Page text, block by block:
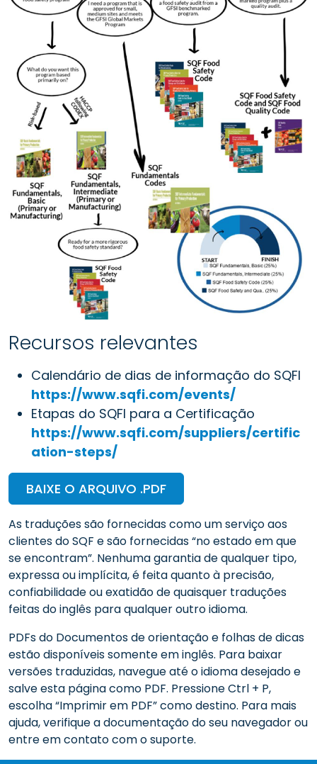
Recursos relevantes
Calendário de dias de informação do SQFI
https://www.sqfi.com/events/
Etapas do SQFI para a Certificação
https://www.sqfi.com/suppliers/certific
ation-steps/
BAIXE O ARQUIVO .PDF
As traduções são fornecidas como um serviço aos
clientes do SQF e são fornecidas “no estado em que
se encontram”. Nenhuma garantia de qualquer tipo,
expressa ou implícita, é feita quanto à precisão,
confiabilidade ou exatidão de quaisquer traduções
feitas do inglês para qualquer outro idioma.
PDFs do Documentos de orientação e folhas de dicas
estão disponíveis somente em inglês. Para baixar
versões traduzidas, navegue até o idioma desejado e
salve esta página como PDF. Pressione Ctrl + P,
escolha “Imprimir em PDF” como destino. Para mais
ajuda, verifique a documentação do seu navegador ou
entre em contato com o suporte.